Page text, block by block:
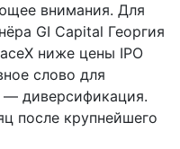
внимания. Для
GI Capital Георгия
ниже цены IPO
слово для
— диверсификация.
после крупнейшего